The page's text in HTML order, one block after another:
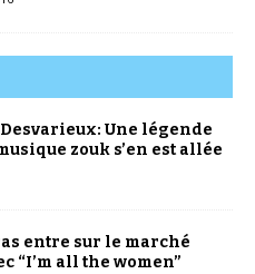
Desvarieux: Une légende
zouk s’en est allée
entre sur le marché
“I’m all the women”